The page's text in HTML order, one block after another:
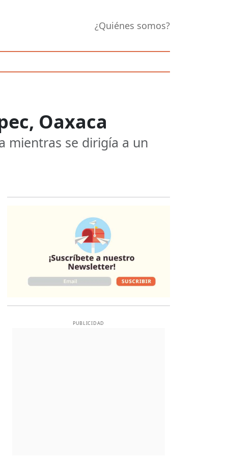
¿Quiénes somos?
Oaxaca
mientras se dirigía a un
PUBLICIDAD